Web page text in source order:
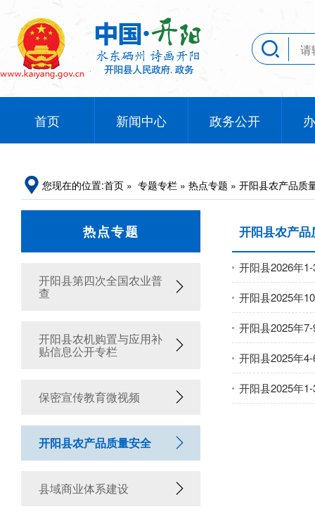
首页 新闻中心 政务公开
您现在的位置:首页 » 专题专栏 » 热点专题 » 开阳县农产品质
热点专题
开阳县第四次全国农业普
查
开阳县农机购置与应用补
贴信息公开专栏
保密宣传教育微视频
开阳县农产品质量安全
县域商业体系建设
开阳县农产品
开阳县2026年
开阳县2025年
开阳县2025年
开阳县2025年
开阳县2025年